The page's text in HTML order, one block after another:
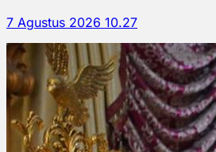
7 Agustus 2026 10.27